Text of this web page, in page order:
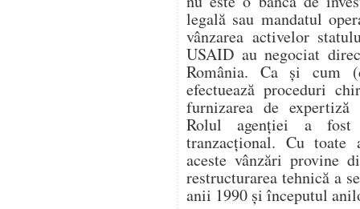
legală sau mandatul
vânzarea activelor
USAID au negociat
România. Ca și cum
efectuează proceduri
furnizarea de expertiză
Rolul agenției a fost
tranzacțional. Cu toate
aceste vânzări provine
restructurarea tehnică a
anii 1990 și începutul